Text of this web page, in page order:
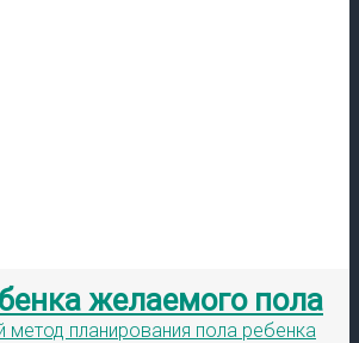
желаемого пола
метод планирования пола ребенка